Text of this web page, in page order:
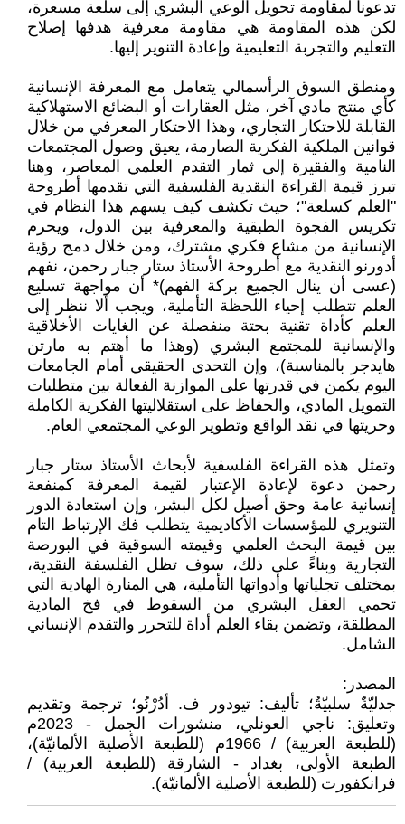
تدعونا لمقاومة تحويل الوعي البشري إلى سلعة مسعرة،
لكن هذه المقاومة هي مقاومة معرفية هدفها إصلاح
التعليم والتجربة التعليمية وإعادة التنوير إليها.
ومنطق السوق الرأسمالي يتعامل مع المعرفة الإنسانية
كأي منتج مادي آخر، مثل العقارات أو البضائع الاستهلاكية
القابلة للاحتكار التجاري، وهذا الاحتكار المعرفي من خلال
قوانين الملكية الفكرية الصارمة، يعيق وصول المجتمعات
النامية والفقيرة إلى ثمار التقدم العلمي المعاصر، وهنا
تبرز قيمة القراءة النقدية الفلسفية التي تقدمها أطروحة
"العلم كسلعة"؛ حيث تكشف كيف يسهم هذا النظام في
تكريس الفجوة الطبقية والمعرفية بين الدول، ويحرم
الإنسانية من مشاع فكري مشترك، ومن خلال دمج رؤية
أدورنو النقدية مع أطروحة الأستاذ ستار جبار رحمن، نفهم
(عسى أن ينال الجميع بركة الفهم)* أن مواجهة تسليع
العلم تتطلب إحياء اللحظة التأملية، ويجب ألا ننظر إلى
العلم كأداة تقنية بحتة منفصلة عن الغايات الأخلاقية
والإنسانية للمجتمع البشري (وهذا ما أهتم به مارتن
هايدجر بالمناسبة)، وإن التحدي الحقيقي أمام الجامعات
اليوم يكمن في قدرتها على الموازنة الفعالة بين متطلبات
التمويل المادي، والحفاظ على استقلاليتها الفكرية الكاملة
وحريتها في نقد الواقع وتطوير الوعي المجتمعي العام.
وتمثل هذه القراءة الفلسفية لأبحاث الأستاذ ستار جبار
رحمن دعوة لإعادة الإعتبار لقيمة المعرفة كمنفعة
إنسانية عامة وحق أصيل لكل البشر، وإن استعادة الدور
التنويري للمؤسسات الأكاديمية يتطلب فك الإرتباط التام
بين قيمة البحث العلمي وقيمته السوقية في البورصة
التجارية وبناءً على ذلك، سوف تظل الفلسفة النقدية،
بمختلف تجلياتها وأدواتها التأملية، هي المنارة الهادية التي
تحمي العقل البشري من السقوط في فخ المادية
المطلقة، وتضمن بقاء العلم أداة للتحرر والتقدم الإنساني
الشامل.
المصدر:
جدليّةٌ سلبيّةٌ؛ تأليف: تيودور ف. أدُرْنُو؛ ترجمة وتقديم
وتعليق: ناجي العونلي، منشورات الجمل - 2023م
(للطبعة العربية) / 1966م (للطبعة الأصلية الألمانيّة)،
الطبعة الأولى، بغداد - الشارقة (للطبعة العربية) /
فرانكفورت (للطبعة الأصلية الألمانيّة).